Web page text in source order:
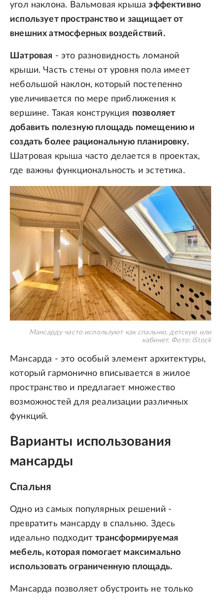
угол наклона. Вальмовая крышаэффективно
использует пространство и защищает от
внешних атмосферных воздействий.
Шатровая - это разновидность ломаной
крыши. Часть стены от уровня пола имеет
небольшой наклон, который постепенно
увеличивается по мере приближения к
вершине. Такая конструкция позволяет
добавить полезную площадь помещению и
создать более рациональную планировку.
Шатровая крыша часто делается в проектах,
где важны функциональность и эстетика.
Мансарду часто используют как спальню, детскую или
кабинет. Фото: iStock
Мансарда - это особый элемент архитектуры,
который гармонично вписывается в жилое
пространство и предлагает множество
возможностей для реализации различных
функций.
Варианты использования
мансарды
Спальня
Одно из самых популярных решений -
превратить мансарду в спальню. Здесь
идеально подходиттрансформируемая
мебель, которая помогает максимально
использовать ограниченную площадь.
Мансарда позволяет обустроить не только